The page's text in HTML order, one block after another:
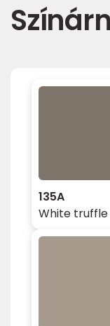
135A
White truffle